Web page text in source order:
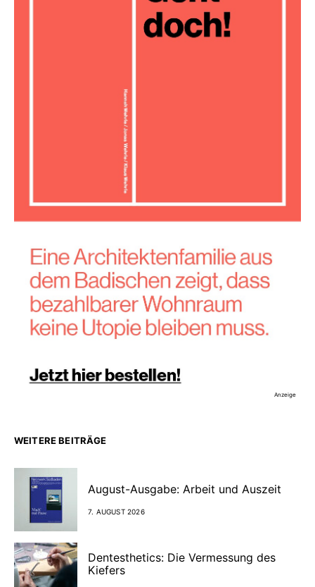
Anzeige
WEITERE BEITRÄGE
August-Ausgabe: Arbeit und Auszeit
7. AUGUST 2026
Dentesthetics: Die Vermessung des
Kiefers